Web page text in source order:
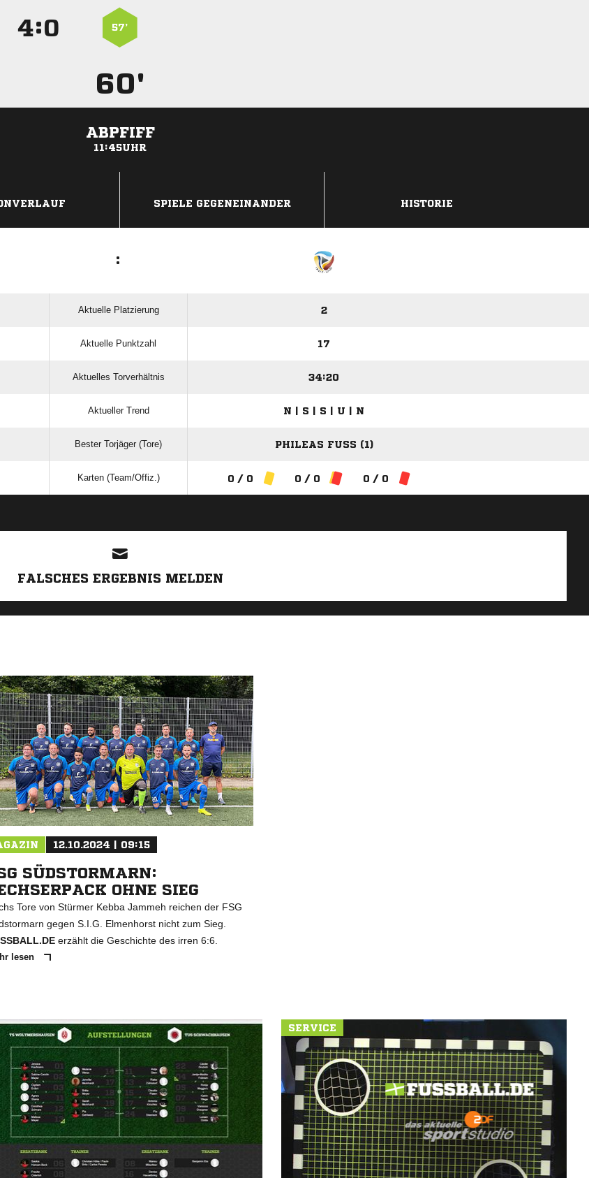
: 57’
60'
ABPFIFF
11:45UHR
SPIELE GEGENEINANDER HISTORIE
:
Aktuelle Platzierung 2
Aktuelle Punktzahl 17
Aktuelles Torverhältnis 34:20
Aktueller Trend N | S | S | U | N
Bester Torjäger (Tore) PHILEAS FUSS (1)
Karten (Team/Offiz.) 0 / 0 0 / 0 0 / 0
FALSCHES ERGEBNIS MELDEN
12.10.2024 | 09:15
SÜDSTORMARN:
OHNE SIEG
Tore von Stürmer Kebba Jammeh reichen der FSG
gegen S.I.G. Elmenhorst nicht zum Sieg.
erzählt die Geschichte des irren 6:6.
lesen
SERVICE